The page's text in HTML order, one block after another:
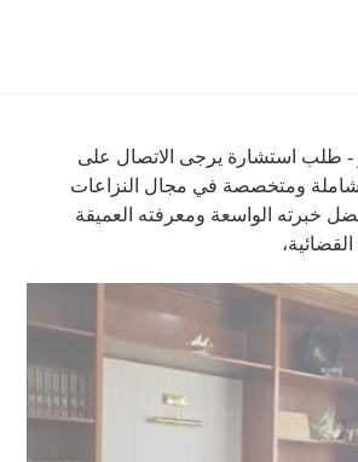
- طلب استشارة يرجى الاتصال على
خدمات شاملة ومتخصصة في مجال النزاعات
خبرته الواسعة ومعرفته العميقة